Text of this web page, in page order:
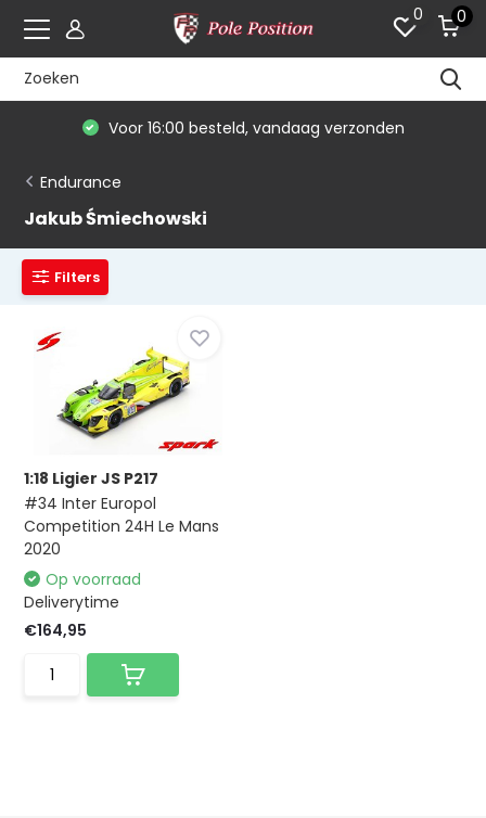
0 0
Voor 16:00 besteld, vandaag verzonden
Endurance
Jakub Śmiechowski
Filters
1:18 Ligier JS P217
#34 Inter Europol
Competition 24H Le Mans
2020
Op voorraad
Deliverytime
€164,95